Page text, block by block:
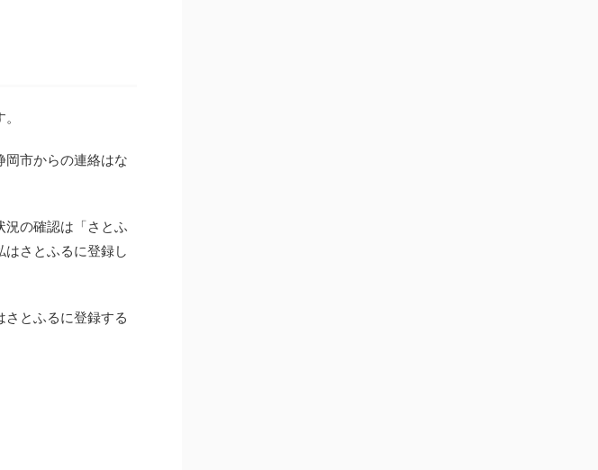
岡市からの連絡はな
況の確認は「さとふ
さとふるに登録し
とふるに登録する